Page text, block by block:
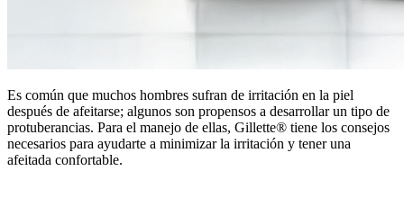
Es común que muchos hombres sufran de irritación en la piel
después de afeitarse; algunos son propensos a desarrollar un tipo de
protuberancias. Para el manejo de ellas, Gillette® tiene los consejos
necesarios para ayudarte a minimizar la irritación y tener una
afeitada confortable.